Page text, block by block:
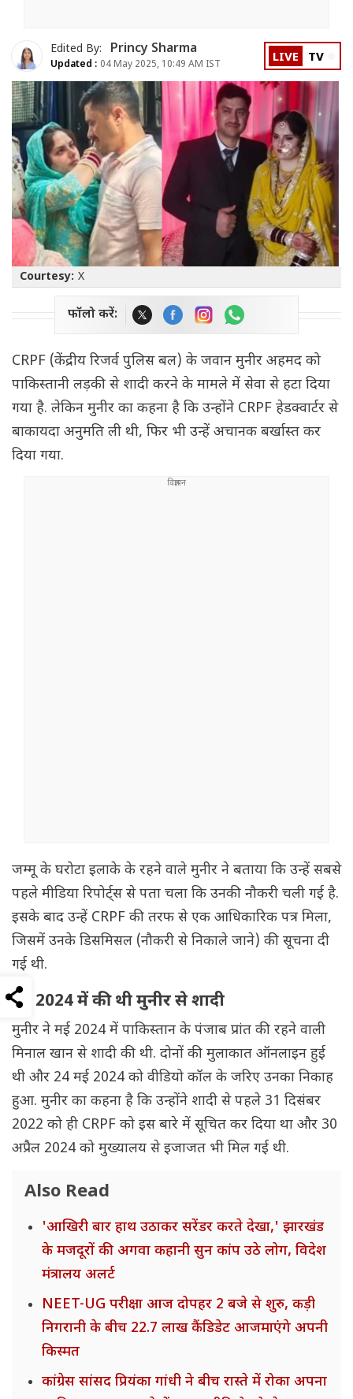
Edited By: Princy Sharma
Updated : 04 May 2025, 10:49 AM IST LIVE TV
Courtesy: X
फॉलो करें:
CRPF (केंद्रीय रिजर्व पुलिस बल) के जवान मुनीर अहमद को
पाकिस्तानी लड़की से शादी करने के मामले में सेवा से हटा दिया
गया है. लेकिन मुनीर का कहना है कि उन्होंने CRPF हेडक्वार्टर से
बाकायदा अनुमति ली थी, फिर भी उन्हें अचानक बर्खास्त कर
दिया गया.
जम्मू के घरोटा इलाके के रहने वाले मुनीर ने बताया कि उन्हें सबसे
पहले मीडिया रिपोर्ट्स से पता चला कि उनकी नौकरी चली गई है.
इसके बाद उन्हें CRPF की तरफ से एक आधिकारिक पत्र मिला,
जिसमें उनके डिसमिसल (नौकरी से निकाले जाने) की सूचना दी
गई थी.
मई 2024 में की थी मुनीर से शादी
मुनीर ने मई 2024 में पाकिस्तान के पंजाब प्रांत की रहने वाली
मिनाल खान से शादी की थी. दोनों की मुलाकात ऑनलाइन हुई
थी और 24 मई 2024 को वीडियो कॉल के जरिए उनका निकाह
हुआ. मुनीर का कहना है कि उन्होंने शादी से पहले 31 दिसंबर
2022 को ही CRPF को इस बारे में सूचित कर दिया था और 30
अप्रैल 2024 को मुख्यालय से इजाजत भी मिल गई थी.
Also Read
'आखिरी बार हाथ उठाकर सरेंडर करते देखा,' झारखंड
के मजदूरों की अगवा कहानी सुन कांप उठे लोग, विदेश
मंत्रालय अलर्ट
NEET-UG परीक्षा आज दोपहर 2 बजे से शुरु, कड़ी
निगरानी के बीच 22.7 लाख कैंडिडेट आजमाएंगे अपनी
किस्मत
कांग्रेस सांसद प्रियंका गांधी ने बीच रास्ते में रोका अपना